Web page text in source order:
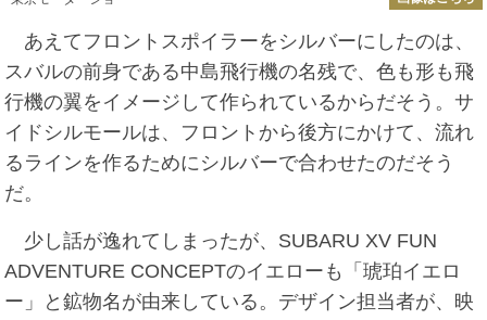
あえてフロントスポイラーをシルバーにしたのは、
スバルの前身である中島飛行機の名残で、色も形も飛
行機の翼をイメージして作られているからだそう。サ
イドシルモールは、フロントから後方にかけて、流れ
るラインを作るためにシルバーで合わせたのだそう
だ。
少し話が逸れてしまったが、SUBARU XV FUN
ADVENTURE CONCEPTのイエローも「琥珀イエロ
ー」と鉱物名が由来している。デザイン担当者が、映